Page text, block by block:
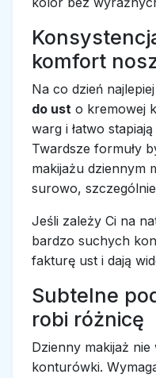
komfort
Na co dzień
do ust o kremowej
warg i łatwo
Twardsze formuły
makijażu dziennym
surowo,
Jeśli zależy Ci na
bardzo suchych
fakturę ust i dają
Subtelne
robi różnicę
Dzienny makijaż
konturówki.